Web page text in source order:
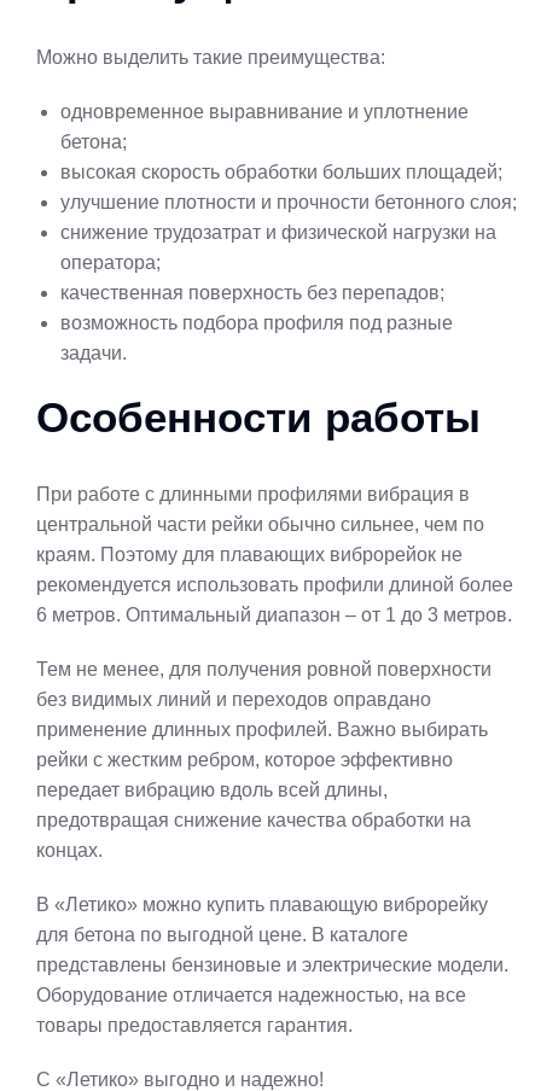
Можно выделить такие преимущества:
одновременное выравнивание и уплотнение
бетона;
высокая скорость обработки больших площадей;
улучшение плотности и прочности бетонного слоя;
снижение трудозатрат и физической нагрузки на
оператора;
качественная поверхность без перепадов;
возможность подбора профиля под разные
задачи.
Особенности работы
При работе с длинными профилями вибрация в
центральной части рейки обычно сильнее, чем по
краям. Поэтому для плавающих виброрейок не
рекомендуется использовать профили длиной более
6 метров. Оптимальный диапазон – от 1 до 3 метров.
Тем не менее, для получения ровной поверхности
без видимых линий и переходов оправдано
применение длинных профилей. Важно выбирать
рейки с жестким ребром, которое эффективно
передает вибрацию вдоль всей длины,
предотвращая снижение качества обработки на
концах.
В «Летико» можно купить плавающую виброрейку
для бетона по выгодной цене. В каталоге
представлены бензиновые и электрические модели.
Оборудование отличается надежностью, на все
товары предоставляется гарантия.
С «Летико» выгодно и надежно!